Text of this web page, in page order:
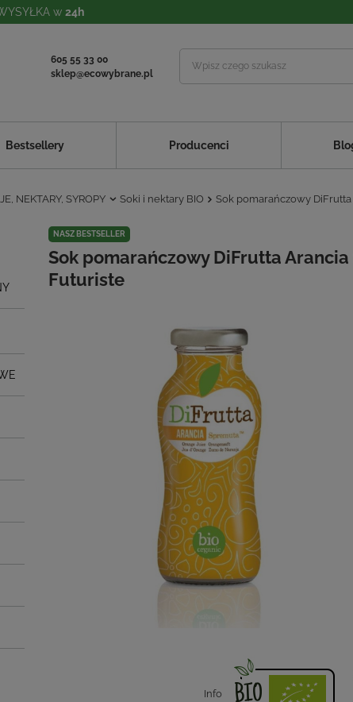
w 24h
605 55 33 00
sklep@ecowybrane.pl
Bestsellery Producenci
NEKTARY, SYROPY Soki i nektary BIO Sok pomarańczowy
NASZ BESTSELLER
Sok pomarańczowy DiFrutta
Futuriste
Info